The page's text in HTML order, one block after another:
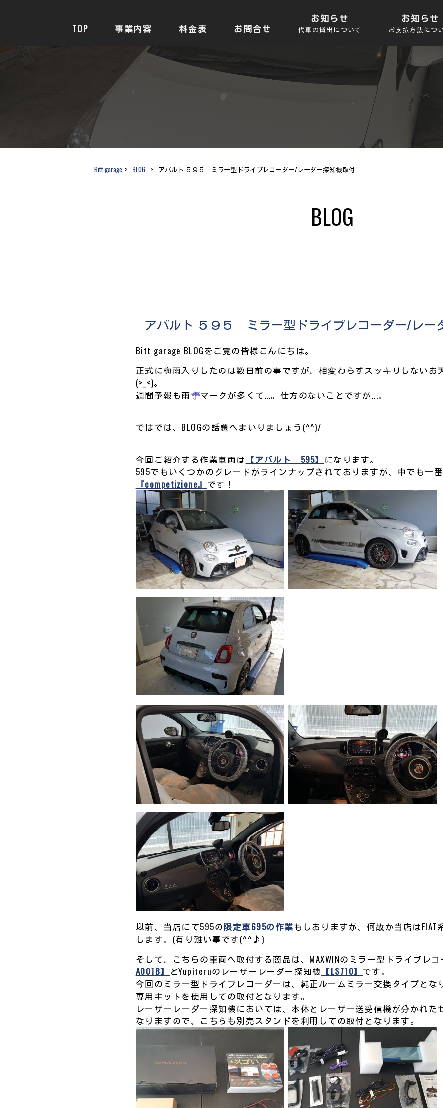
TOP 事業内容 料金表 お問合せ
お知らせ
代車の貸出について
お知らせ
お支払方法につ
Bitt garage > BLOG > アバルト ５９５ ミラー型ドライブレコーダー/レーダー探知機取付
BLOG
アバルト ５９５ ミラー型ドライブレコーダー/レー
Bitt garage BLOGをご覧の皆様こんにちは。
正式に梅雨入りしたのは数日前の事ですが、相変わらずスッキリしないお
(>_<)。
週間予報も雨
マークが多くて...。仕方のないことですが...。
ではでは、BLOGの話題へまいりましょう(^^)/
今回ご紹介する作業車両は 【アバルト 595】 になります。
595でもいくつかのグレードがラインナップされておりますが、中でも一
『competizione』 です！
以前、当店にて595の限定車695の作業もしおりますが、何故か当店はFIAT
します。(有り難い事です(^^♪)
そして、こちらの車両へ取付する商品は、MAXWINのミラー型ドライブレコ
A001B】 とYupiteruのレーザーレーダー探知機 【LS710】 です。
今回のミラー型ドライブレコーダーは、純正ルームミラー交換タイプとな
専用キットを使用しての取付となります。
レーザーレーダー探知機においては、本体とレーザー送受信機が分かれた
なりますので、こちらも別売スタンドを利用しての取付となります。